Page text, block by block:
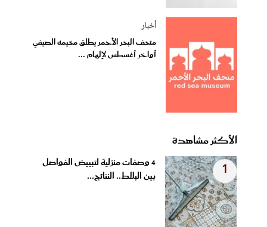
أخبار
متحف البحر الأحمر يطلق مخيمه الصيفي
أواخر أغسطس لإلهام ...
الأكثر مشاهدة
1
4 وصفات منزلية لتبييض الفواصل
بين البلاط.. النتائج...